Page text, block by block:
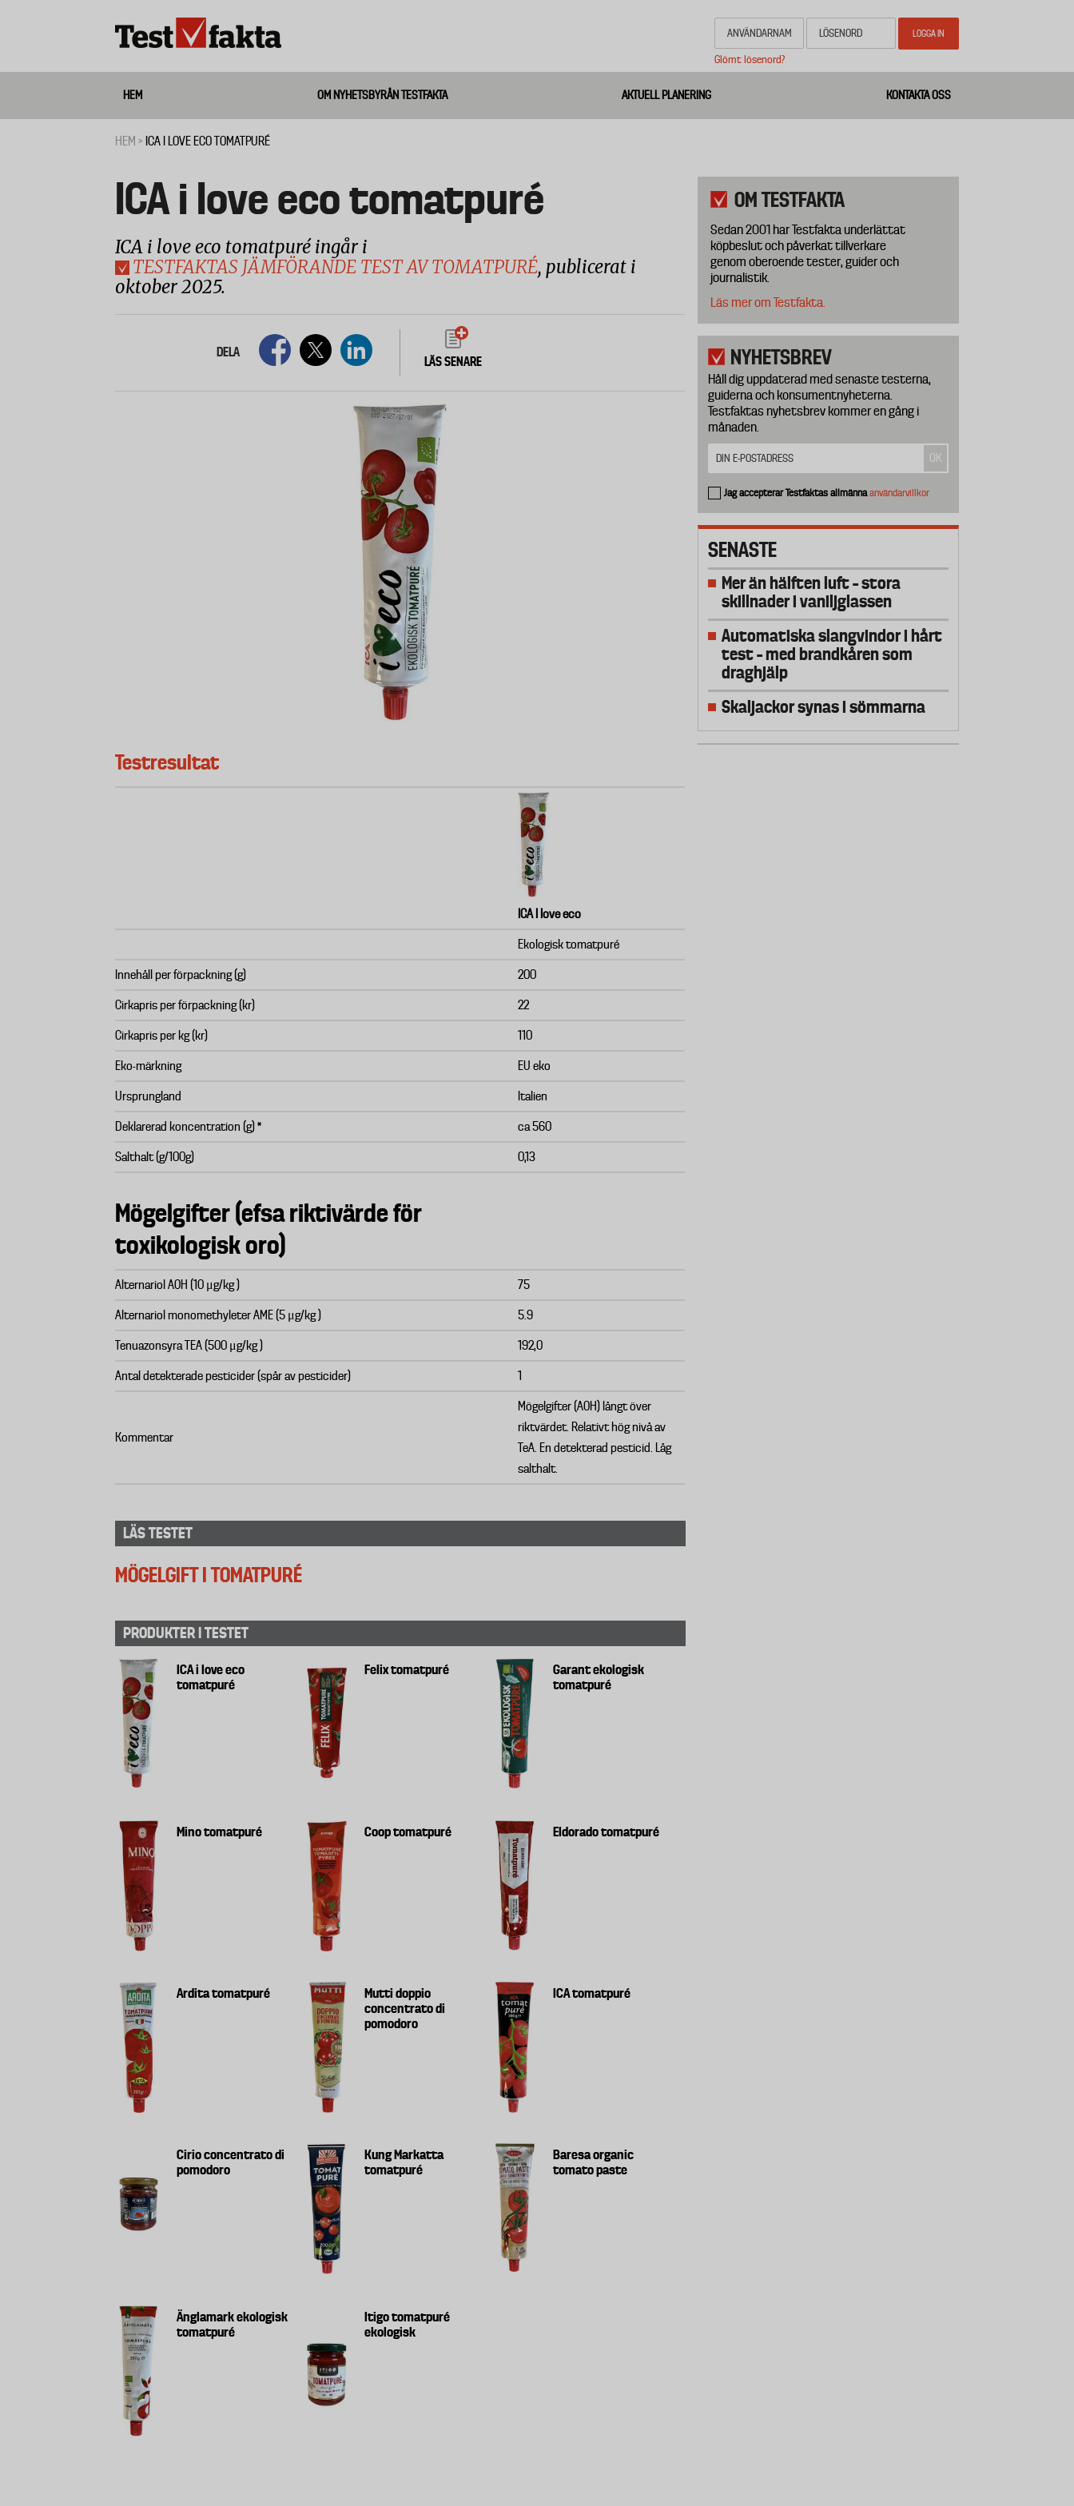
Glömt lösenord?
Media
HEM OM NYHETSBYRÅN TESTFAKTA AKTUELL PLANERING KONTAKTA OSS
HEM ICA I LOVE ECO TOMATPURÉ
ICA i love eco tomatpuré
ICA i love eco tomatpuré ingår i
TESTFAKTAS JÄMFÖRANDE TEST AV TOMATPURÉ, publicerat i
oktober 2025.
DELA
LÄS SENARE
Testresultat
ICA I love eco
Ekologisk tomatpuré
Innehåll per förpackning (g) 200
Cirkapris per förpackning (kr) 22
Cirkapris per kg (kr) 110
Eko-märkning EU eko
Ursprungland Italien
Deklarerad koncentration (g) * ca 560
Salthalt (g/100g) 0,13
Mögelgifter (efsa riktivärde för
toxikologisk oro)
Alternariol AOH (10 μg/kg ) 75
Alternariol monomethyleter AME (5 μg/kg ) 5.9
Tenuazonsyra TEA (500 μg/kg ) 192,0
Antal detekterade pesticider (spår av pesticider) 1
Kommentar
Mögelgifter (AOH) långt över
riktvärdet. Relativt hög nivå av
TeA. En detekterad pesticid. Låg
salthalt.
LÄS TESTET
MÖGELGIFT I TOMATPURÉ
PRODUKTER I TESTET
ICA i love eco
tomatpuré
Felix tomatpuré
Garant ekologisk
tomatpuré
Mino tomatpuré Coop tomatpuré Eldorado tomatpuré
Ardita tomatpuré
Mutti doppio
concentrato di
pomodoro
ICA tomatpuré
Cirio concentrato di
pomodoro
Kung Markatta
tomatpuré
Baresa organic
tomato paste
Änglamark ekologisk
tomatpuré
Itigo tomatpuré
ekologisk
OM TESTFAKTA
Sedan 2001 har Testfakta underlättat
köpbeslut och påverkat tillverkare
genom oberoende tester, guider och
journalistik.
Läs mer om Testfakta.
NYHETSBREV
Håll dig uppdaterad med senaste testerna,
guiderna och konsumentnyheterna.
Testfaktas nyhetsbrev kommer en gång i
månaden.
Jag accepterar Testfaktas allmännaanvändarvillkor
SENASTE
Mer än hälften luft – stora
skillnader i vaniljglassen
Automatiska slangvindor i hårt
test – med brandkåren som
draghjälp
Skaljackor synas i sömmarna